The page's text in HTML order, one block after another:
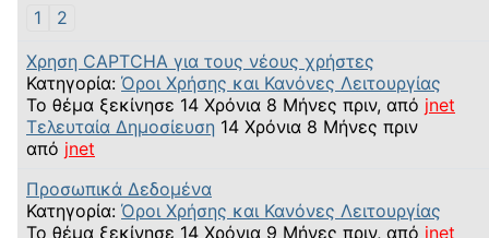
1
2
Χρηση CAPTCHA για τους νέους χρήστες
Κατηγορία: Όροι Χρήσης και Κανόνες Λειτουργίας
Το θέμα ξεκίνησε 14 Χρόνια 8 Μήνες πριν, από jnet
Τελευταία Δημοσίευση 14 Χρόνια 8 Μήνες πριν
από jnet
Προσωπικά Δεδομένα
Κατηγορία: Όροι Χρήσης και Κανόνες Λειτουργίας
Το θέμα ξεκίνησε 14 Χρόνια 9 Μήνες πριν, από jnet